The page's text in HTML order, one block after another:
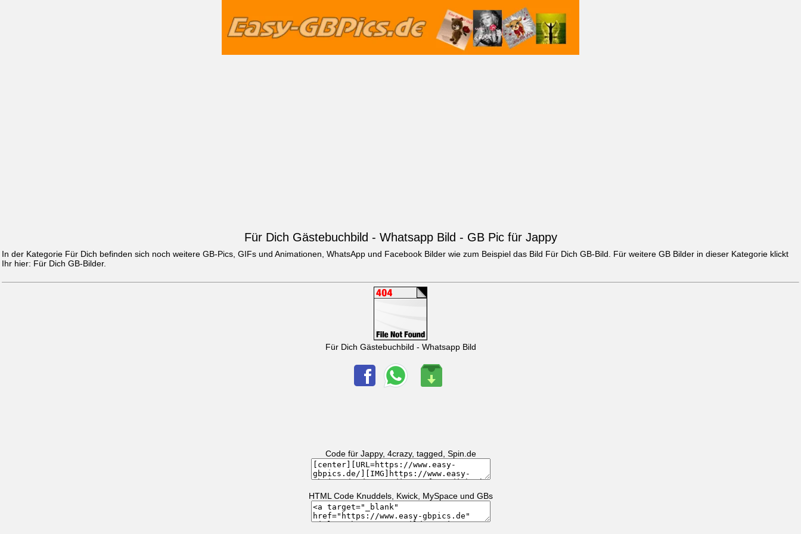
Für Dich Gästebuchbild - Whatsapp Bild - GB Pic für Jappy
In der Kategorie Für Dich befinden sich noch weitere GB-Pics, GIFs und Animationen, WhatsApp und Facebook Bilder wie zum Beispiel das Bild Für Dich GB-Bild . Für weitere GB Bilder in dieser Kategorie klickt
Ihr hier: Für Dich GB-Bilder.
Für Dich Gästebuchbild - Whatsapp Bild
Code für Jappy, 4crazy, tagged, Spin.de
HTML Code Knuddels, Kwick, MySpace und GBs